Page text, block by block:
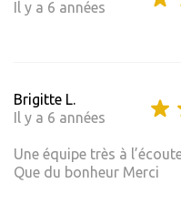
Il y a 6 années
Brigitte L.
Il y a 6 années
Une équipe très à
Que du bonheur Merci